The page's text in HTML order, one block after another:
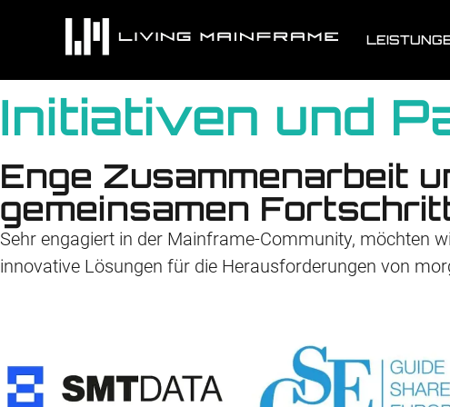
Initiativen und P
Enge Zusammenarbeit
gemeinsamen
Sehr engagiert in der Mainframe‑Community, möchten
innovative Lösungen für die Herausforderungen von